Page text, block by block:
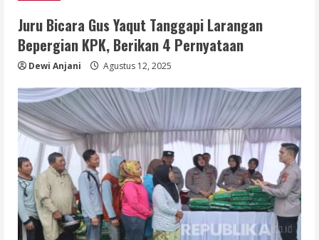
Juru Bicara Gus Yaqut Tanggapi Larangan
Bepergian KPK, Berikan 4 Pernyataan
Dewi Anjani Agustus 12, 2025